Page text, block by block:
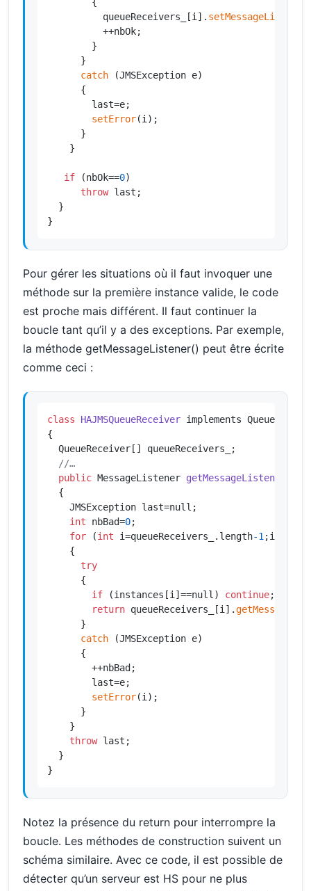
        {
          queueReceivers_[i].
setMessageListener
          ++nbOk;
        }
      }
catch (JMSException e)
      {
        last=e;
setError(i);
      }
    }
if (nbOk==0)
throw last;
  }
}
Pour gérer les situations où il faut invoquer une
méthode sur la première instance valide, le code
est proche mais différent. Il faut continuer la
boucle tant qu’il y a des exceptions. Par exemple,
la méthode getMessageListener() peut être écrite
comme ceci :
class HAJMSQueueReceiver implements
{
  QueueReceiver[] queueReceivers_;
//…
public MessageListener getMessageListener
{
    JMSException last=null;
int nbBad=0;
for (int i=queueReceivers_.length-1;i>=
    {
try
      {
if (instances[i]==null) continue;
return queueReceivers_[i].
      }
catch (JMSException e)
      {
        ++nbBad;
        last=e;
setError(i);
      }
    }
throw last;
  }
}
Notez la présence du return pour interrompre la
boucle. Les méthodes de construction suivent un
schéma similaire. Avec ce code, il est possible de
détecter qu’un serveur est HS pour ne plus